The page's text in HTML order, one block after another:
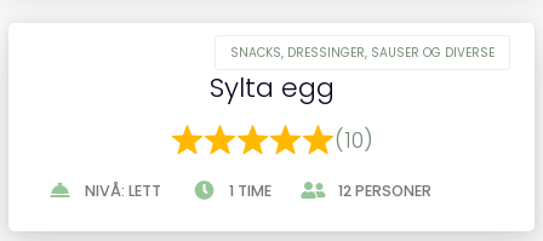
Sylta egg
(10)
NIVÅ: LETT 1 TIME 12 PERSONER